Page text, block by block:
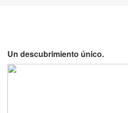
Un descubrimiento único.